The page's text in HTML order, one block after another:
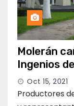
Molerán
Ingenios
Oct 15, 2021
Productores